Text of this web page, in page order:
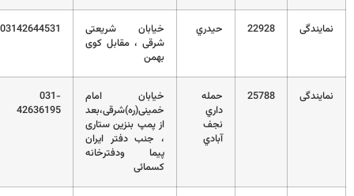
نمایندگی 22928 حيدري
خیابان شریعتی
شرقی ، مقابل کوی
بهمن
03142644531
نمایندگی 25788
حمله
داري
نجف
آبادي
خیابان امام
خمینی(ره)شرقی،بعد
از پمپ بنزین ستاری
، جنب دفتر ایران
پیما ودفترخانه
کسمائی
031-
42636195